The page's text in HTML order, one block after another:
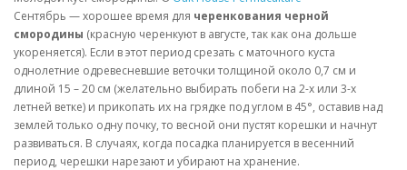
Сентябрь — хорошее время для черенкования черной
смородины (красную черенкуют в августе, так как она дольше
укореняется). Если в этот период срезать с маточного куста
однолетние одревесневшие веточки толщиной около 0,7 см и
длиной 15 – 20 см (желательно выбирать побеги на 2-х или 3-х
летней ветке) и прикопать их на грядке под углом в 45°, оставив над
землей только одну почку, то весной они пустят корешки и начнут
развиваться. В случаях, когда посадка планируется в весенний
период, черешки нарезают и убирают на хранение.